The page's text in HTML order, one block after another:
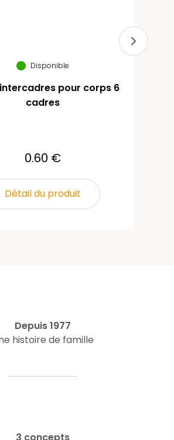
Disponible
pour corps 6
cadres
0.60 €
Détail du produit
Depuis 1977
histoire de famille